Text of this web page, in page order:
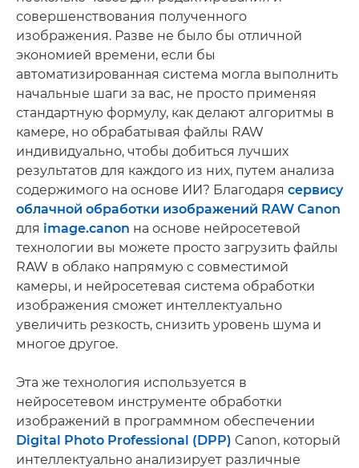
совершенствования полученного
изображения. Разве не было бы отличной
экономией времени, если бы
автоматизированная система могла выполнить
начальные шаги за вас, не просто применяя
стандартную формулу, как делают алгоритмы в
камере, но обрабатывая файлы RAW
индивидуально, чтобы добиться лучших
результатов для каждого из них, путем анализа
содержимого на основе ИИ? Благодаря сервису
облачной обработки изображений RAW Canon
для image.canon на основе нейросетевой
технологии вы можете просто загрузить файлы
RAW в облако напрямую с совместимой
камеры, и нейросетевая система обработки
изображения сможет интеллектуально
увеличить резкость, снизить уровень шума и
многое другое.
Эта же технология используется в
нейросетевом инструменте обработки
изображений в программном обеспечении
Digital Photo Professional (DPP) Canon, который
интеллектуально анализирует различные